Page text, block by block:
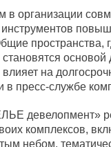
организации
пространства,
на
в пресс-службе
девелопмент»
комплексов,
небом,